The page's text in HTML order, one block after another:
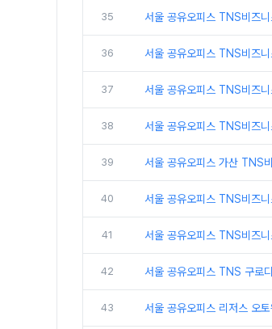
35 서울 공유오피스 TNS비즈
36 서울 공유오피스 TNS비즈
37 서울 공유오피스 TNS비즈니
38 서울 공유오피스 TNS비즈
39 서울 공유오피스 가산 TNS
40 서울 공유오피스 TNS비즈
41 서울 공유오피스 TNS비즈
42 서울 공유오피스 TNS 구로
43 서울 공유오피스 리저스 오